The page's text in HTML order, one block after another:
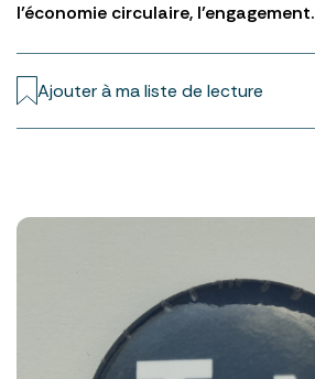
l’économie circulaire, l’engagement.
Ajouter à ma liste de lecture